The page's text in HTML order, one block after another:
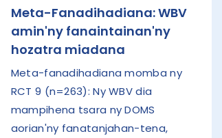
Meta-Fanadihadiana: WBV
amin'ny fanaintainan'ny
hozatra miadana
Meta-fanadihadiana momba ny
RCT 9 (n=263): Ny WBV dia
mampihena tsara ny DOMS
aorian'ny fanatanjahan-tena,